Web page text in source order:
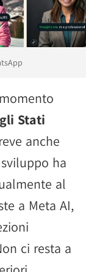
Stati
anche
ha
al
a Meta AI,
ci resta a